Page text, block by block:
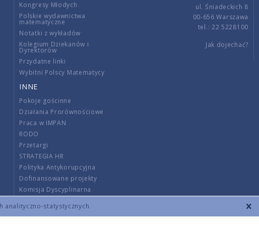
analityczno-statystycznych.
Kongresy Młodych
Polskie wydawnictwa
matematyczne
Notatki z wykładów
Kolegium Dziekanów i
Dyrektorów
Przydatne linki
Wybitni Polscy Matematycy
INNE
Pokoje gościnne
Działania Prorównościowe
Praca w IMPAN
RODO
Przetargi
STRATEGIA HR
Polityka Antykorupcyjna
Dofinansowane projekty
Komisja Dyscyplinarna
Wnoszenie opłat
ul. Śniadeckich 8
00-656 Warszawa
tel.: 22 5228100
Jak dojechać?